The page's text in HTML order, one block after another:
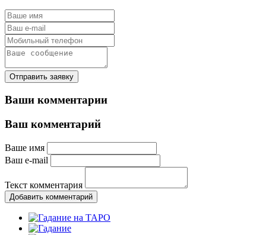
Отправить заявку
Ваши комментарии
Ваш комментарий
Ваше имя
Ваш e-mail
Текст комментария
Добавить комментарий